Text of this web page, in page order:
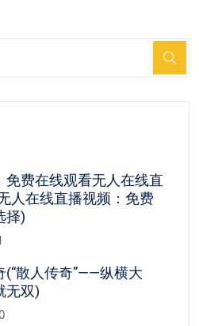
免费在线观看无人在线直
人在线直播视频：免费
择)
(“散人传奇”——纵横大
无双)